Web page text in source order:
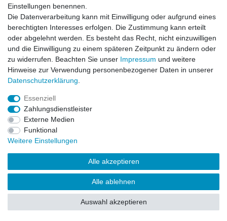
Impressum Daten­schutz­erklärung AGB
Barrierefreiheitserklärung Widerrufs­recht
Vertrag widerrufen
© Copyright 2026 | Alle Rechte vorbehalten.
Einstellungen benennen.
Die Datenverarbeitung kann mit Einwilligung oder aufgrund eines
berechtigten Interesses erfolgen. Die Zustimmung kann erteilt
oder abgelehnt werden. Es besteht das Recht, nicht einzuwilligen
und die Einwilligung zu einem späteren Zeitpunkt zu ändern oder
zu widerrufen. Beachten Sie unser Impressum und weitere
Hinweise zur Verwendung personenbezogener Daten in unserer
Daten­schutz­erklärung
Essenziell
Zahlungsdienstleister
Externe Medien
Funktional
Weitere Einstellungen
Alle akzeptieren
Alle ablehnen
Auswahl akzeptieren